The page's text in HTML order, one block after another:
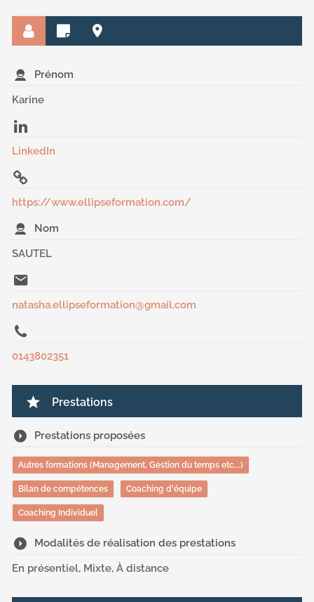
Prénom
Karine
LinkedIn
https://www.ellipseformation.com/
Nom
SAUTEL
natasha.ellipseformation@gmail.com
0143802351
Prestations
Prestations proposées
Autres formations (Management, Gestion du temps etc...)
Bilan de compétences Coaching d'équipe
Coaching Individuel
Modalités de réalisation des prestations
En présentiel, Mixte, À distance